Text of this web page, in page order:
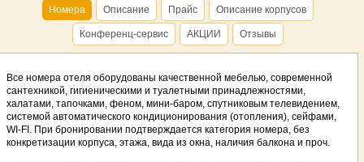
Номера Описание Прайс Описание корпусов
Конференц-сервис АКЦИИ Отзывы
Все номера отеля оборудованы качественной мебелью, современной
сантехникой, гигиеническими и туалетными принадлежностями,
халатами, тапочками, феном, мини-баром, спутниковым телевидением,
системой автоматического кондиционирования (отопления), сейфами,
WI-FI. При бронировании подтверждается категория номера, без
конкретизации корпуса, этажа, вида из окна, наличия балкона и проч.